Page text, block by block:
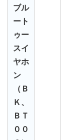
ブル
ート
ゥー
スイ
ヤホ
ン
（Ｂ
Ｋ、
ＢＴ
００